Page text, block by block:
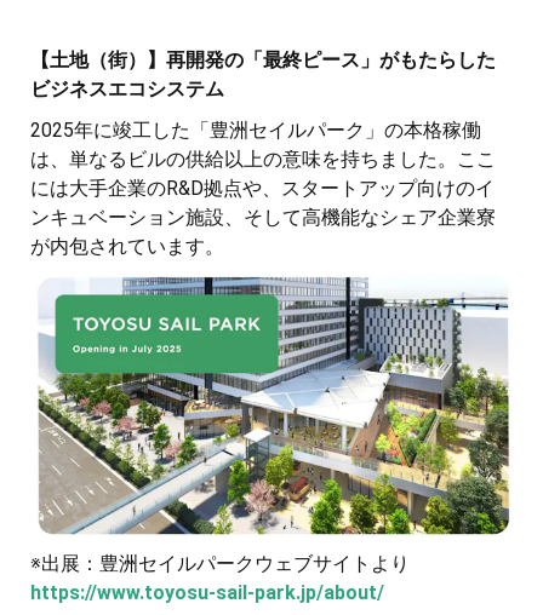
【土地（街）】再開発の「最終ピース」がもたらした
ビジネスエコシステム
2025年に竣工した「豊洲セイルパーク」の本格稼働
は、単なるビルの供給以上の意味を持ちました。ここ
には大手企業のR&D拠点や、スタートアップ向けのイ
ンキュベーション施設、そして高機能なシェア企業寮
が内包されています。
※出展：豊洲セイルパークウェブサイトより
https://www.toyosu-sail-park.jp/about/